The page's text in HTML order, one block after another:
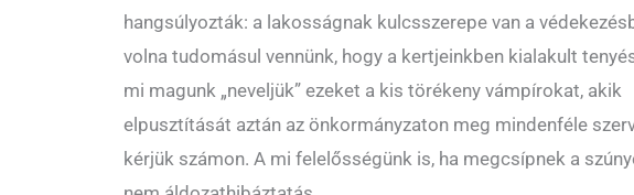
hangsúlyozták: a lakosságnak kulcsszerepe van a
volna tudomásul vennünk, hogy a kertjeinkben kialakult
mi magunk „neveljük” ezeket a kis törékeny vámpírokat, akik
elpusztítását aztán az önkormányzaton meg mindenféle
kérjük számon. A mi felelősségünk is, ha megcsípnek a